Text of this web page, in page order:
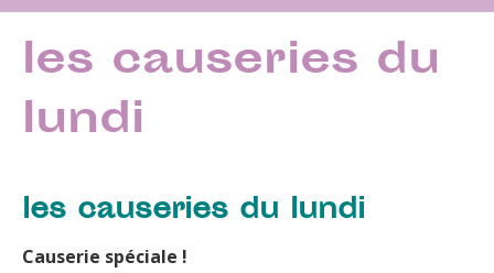
les causeries du
lundi
les causeries du lundi
Causerie spéciale !